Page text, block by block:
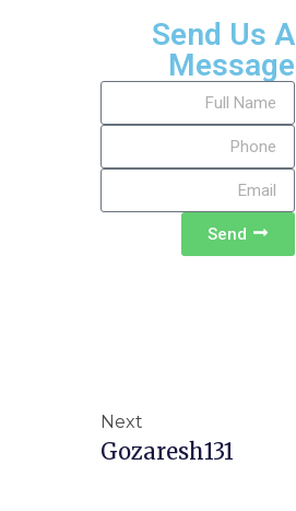
Send Us A
Message
Send
Next
Gozaresh131